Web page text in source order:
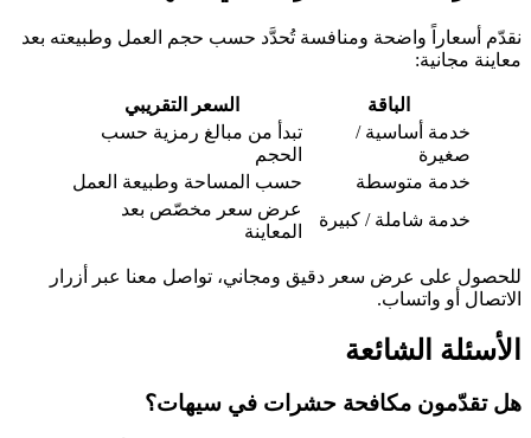
نقدّم أسعاراً واضحة ومنافسة تُحدَّد حسب حجم العمل وطبيعته بعد
معاينة مجانية:
الباقة
السعر التقريبي
خدمة أساسية /
صغيرة
تبدأ من مبالغ رمزية حسب
الحجم
خدمة متوسطة
حسب المساحة وطبيعة العمل
خدمة شاملة / كبيرة
عرض سعر مخصّص بعد
المعاينة
للحصول على عرض سعر دقيق ومجاني، تواصل معنا عبر أزرار
الاتصال أو واتساب.
الأسئلة الشائعة
هل تقدّمون مكافحة حشرات في سيهات؟